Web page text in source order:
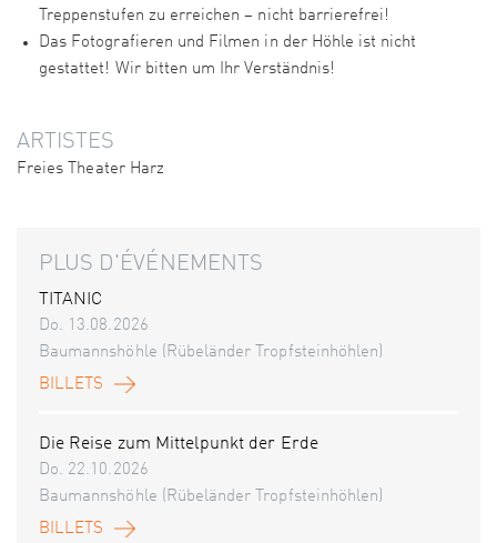
Treppenstufen zu erreichen – nicht barrierefrei!
Das Fotografieren und Filmen in der Höhle ist nicht
gestattet! Wir bitten um Ihr Verständnis!
ARTISTES
Freies Theater Harz
PLUS D'ÉVÉNEMENTS
TITANIC
Do. 13.08.2026
Baumannshöhle (Rübeländer Tropfsteinhöhlen)
BILLETS
Die Reise zum Mittelpunkt der Erde
Do. 22.10.2026
Baumannshöhle (Rübeländer Tropfsteinhöhlen)
BILLETS